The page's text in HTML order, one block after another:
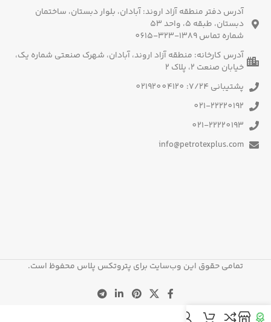
آدرس دفتر منطقه آزاد اروند: آبادان، بلوار دبستان، ساختمان
دبستان، طبقه 5، واحد 53
شماره تماس 1389-323-0615
آدرس کارخانه: منطقه آزاد اروند، آبادان، شهرک صنعتی شماره یک،
خیابان صنعت 2، پلاک 2
پشتیبانی 7/24: 02192004120
021-22220192
021-22220193
info@petrotexplus.com
تمامی حقوق این وب‌سایت برای پتروتکس پلاس محفوظ است.